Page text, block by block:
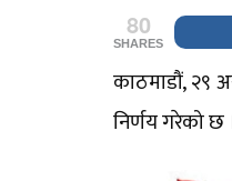
80
SHARES
काठमाडौं, २९
निर्णय गरेको छ